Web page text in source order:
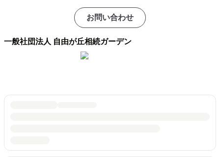
お問い合わせ
一般社団法人 自由が丘相続ガーデン